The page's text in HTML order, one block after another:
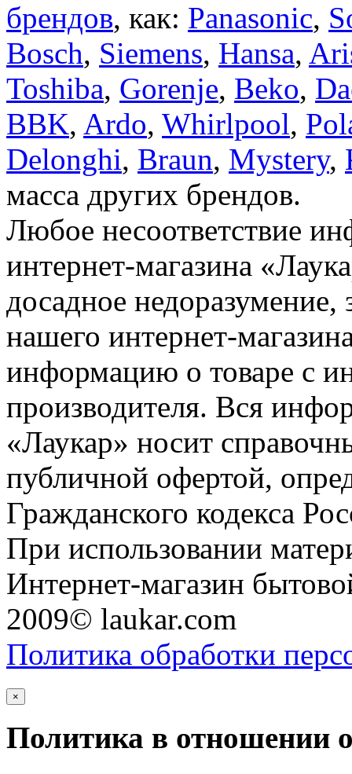
брендов, как: Panasonic,
Bosch, Siemens, Hansa,
Toshiba, Gorenje, Beko,
BBK, Ardo, Whirlpool,
Delonghi, Braun, Mystery,
масса других брендов.
Любое несоответствие
интернет-магазина
досадное недоразумение,
нашего интернет-
информацию о товаре с
производителя. Вся
«Лаукар» носит
публичной офертой,
Гражданского кодекса
При использовании
Интернет-магазин
2009© laukar.com
Политика обработки
×
Политика в отношении